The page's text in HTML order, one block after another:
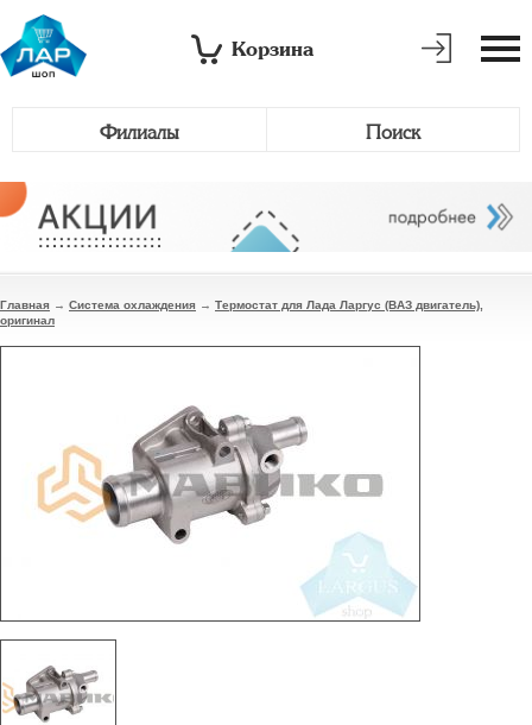
Корзина
Филиалы Поиск
Главная → Система охлаждения → Термостат для Лада Ларгус (ВАЗ двигатель),
оригинал